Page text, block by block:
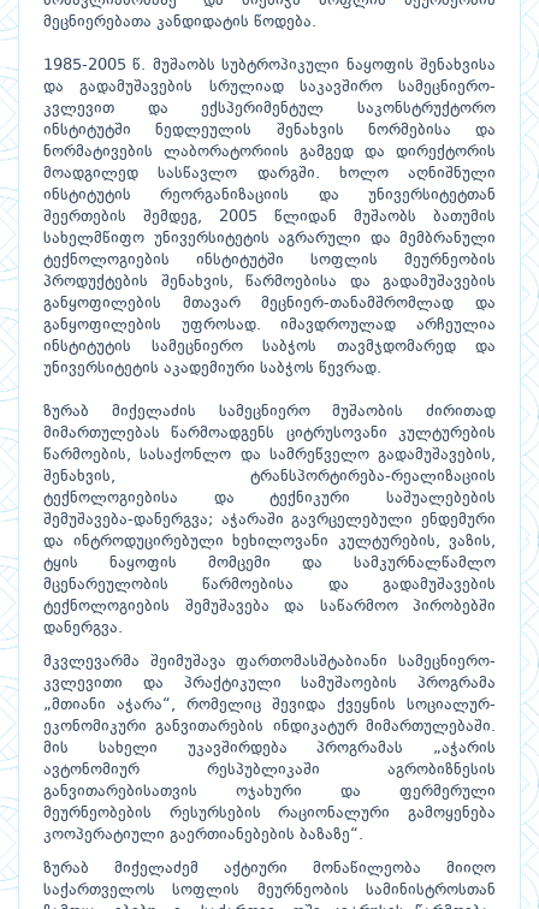
მეცნიერებათა კანდიდატის წოდება.
1985-2005 წ. მუშაობს სუბტროპიკული ნაყოფის შენახვისა
და გადამუშავების სრულიად საკავშირო სამეცნიერო-
კვლევით და ექსპერიმენტულ საკონსტრუქტორო
ინსტიტუტში ნედლეულის შენახვის ნორმებისა და
ნორმატივების ლაბორატორიის გამგედ და დირექტორის
მოადგილედ სასწავლო დარგში. ხოლო აღნიშნული
ინსტიტუტის რეორგანიზაციის და უნივერსიტეტთან
შეერთების შემდეგ, 2005 წლიდან მუშაობს ბათუმის
სახელმწიფო უნივერსიტეტის აგრარული და მემბრანული
ტექნოლოგიების ინსტიტუტში სოფლის მეურნეობის
პროდუქტების შენახვის, წარმოებისა და გადამუშავების
განყოფილების მთავარ მეცნიერ-თანამშრომლად და
განყოფილების უფროსად. იმავდროულად არჩეულია
ინსტიტუტის სამეცნიერო საბჭოს თავმჯდომარედ და
უნივერსიტეტის აკადემიური საბჭოს წევრად.
ზურაბ მიქელაძის სამეცნიერო მუშაობის ძირითად
მიმართულებას წარმოადგენს ციტრუსოვანი კულტურების
წარმოების, სასაქონლო და სამრეწველო გადამუშავების,
შენახვის, ტრანსპორტირება-რეალიზაციის
ტექნოლოგიებისა და ტექნიკური საშუალებების
შემუშავება-დანერგვა; აჭარაში გავრცელებული ენდემური
და ინტროდუცირებული ხეხილოვანი კულტურების, ვაზის,
ტყის ნაყოფის მომცემი და სამკურნალწამლო
მცენარეულობის წარმოებისა და გადამუშავების
ტექნოლოგიების შემუშავება და საწარმოო პირობებში
დანერგვა.
მკვლევარმა შეიმუშავა ფართომასშტაბიანი სამეცნიერო-
კვლევითი და პრაქტიკული სამუშაოების პროგრამა
„მთიანი აჭარა“, რომელიც შევიდა ქვეყნის სოციალურ-
ეკონომიკური განვითარების ინდიკატურ მიმართულებაში.
მის სახელი უკავშირდება პროგრამას „აჭარის
ავტონომიურ რესპუბლიკაში აგრობიზნესის
განვითარებისათვის ოჯახური და ფერმერული
მეურნეობების რესურსების რაციონალური გამოყენება
კოოპერატიული გაერთიანებების ბაზაზე“.
ზურაბ მიქელაძემ აქტიური მონაწილეობა მიიღო
საქართველოს სოფლის მეურნეობის სამინისტროსთან